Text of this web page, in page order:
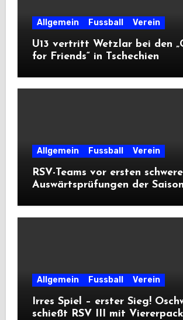
Allgemein Fussball Verein
U13 vertritt Wetzlar bei den
for Friends“ in Tschechien
Allgemein Fussball Verein
RSV-Teams vor ersten
Auswärtsprüfungen der Saison
Allgemein Fussball Verein
Irres Spiel – erster Sieg!
schießt RSV III mit